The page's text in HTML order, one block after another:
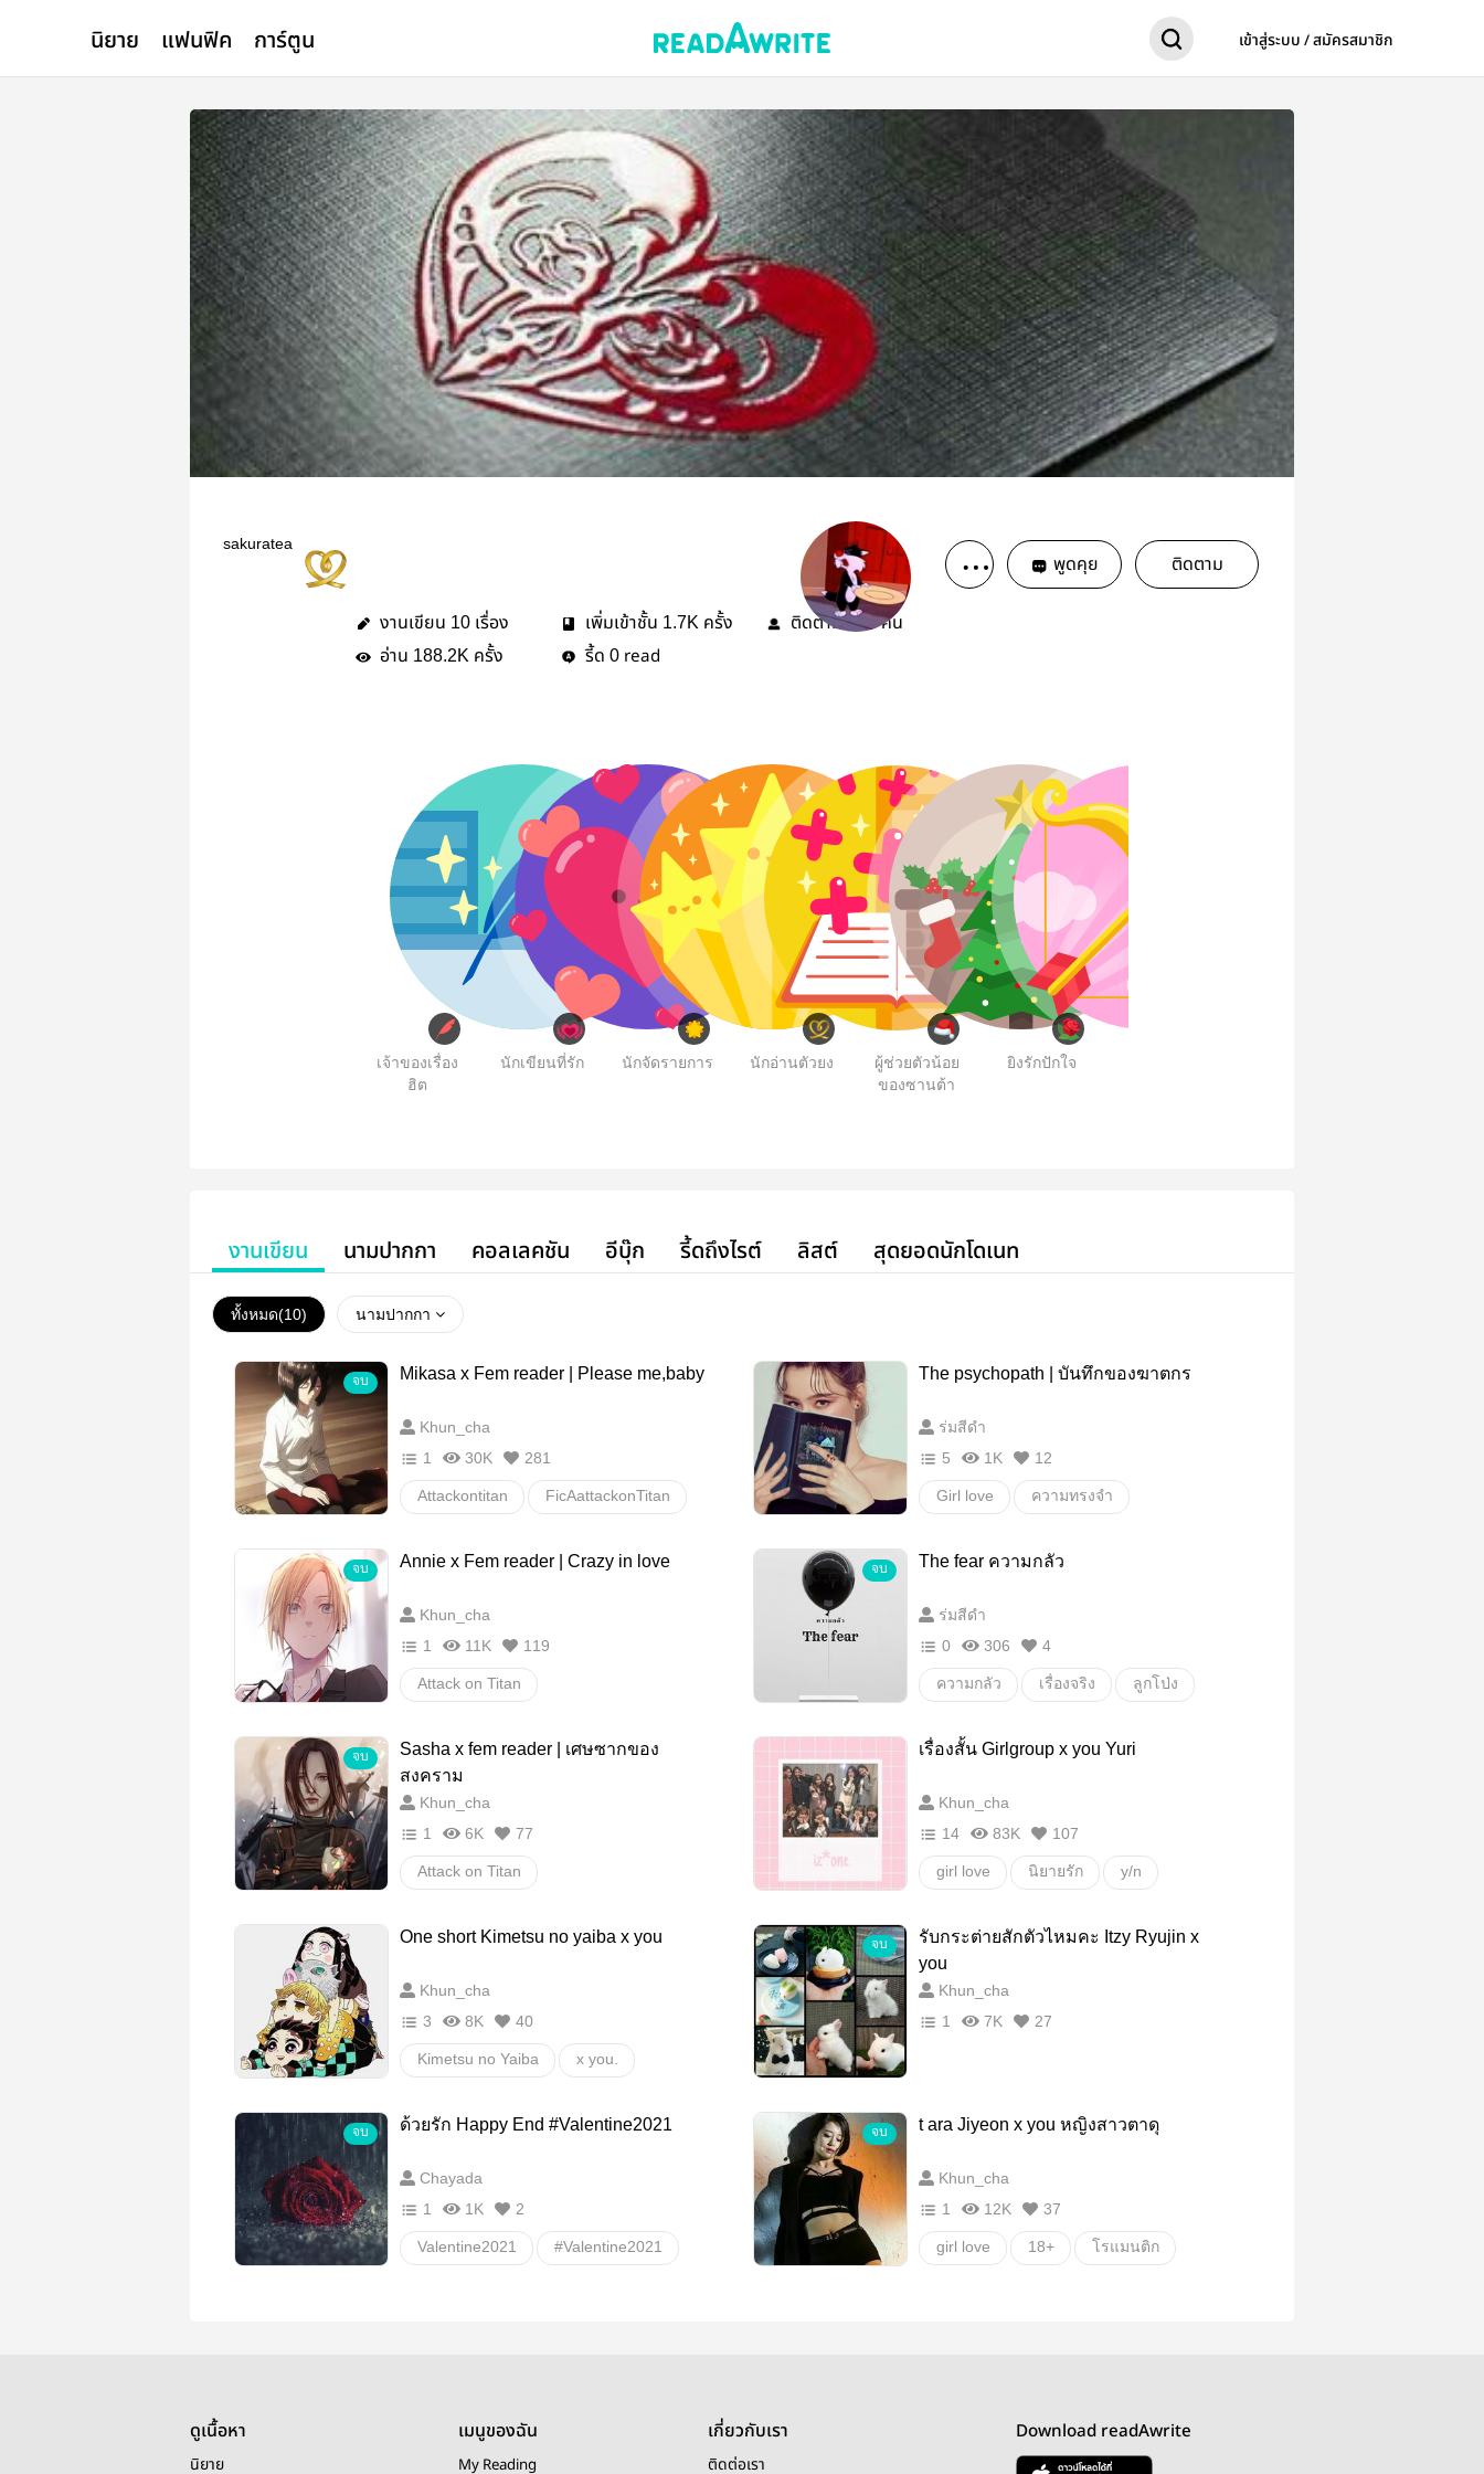
นิยาย แฟนฟิค การ์ตูน เข้าสู่ระบบ / สมัครสมาชิก
sakuratea
พูดคุย ติดตาม
งานเขียน 10 เรื่อง เพิ่มเข้าชั้น 1.7K ครั้ง ติดตาม136คน
อ่าน 188.2K ครั้ง รี้ด 0 read
เจ้าของเรื่อง
ฮิต
นักเขียนที่รัก นักจัดรายการ นักอ่านตัวยง
ผู้ช่วยตัวน้อย
ของซานต้า
ยิงรักปักใจ
งานเขียน นามปากกา คอลเลคชัน อีบุ๊ก รี้ดถึงไรต์ ลิสต์ สุดยอดนักโดเนท
ทั้งหมด(10) นามปากกา
จบ Mikasa x Fem reader | Please me,baby
Khun_cha
1
30K 281
Attackontitan FicAattackonTitan
xreader
xOC lemon
xyou 18+
ลิปสติกสีลิลลี่
The psychopath | บันทึกของฆาตกร
ร่มสีดำ
5
1K 12
Girl love ความทรงจำ
นางเอกโรคจิต
จบ Annie x Fem reader | Crazy in love
Khun_cha
1
11K 119
Attack on Titan
Girl love
จบ The fear ความกลัว
ร่มสีดำ
0
306 4
ความกลัว เรื่องจริง ลูกโป่ง
จบ
Sasha x fem reader | เศษซากของ
สงคราม
Khun_cha
1
6K 77
Attack on Titan
ความสูญเสีย
เศษซากของสงคราม
อื่นๆ ลิปสติกสีลิลลี่
เรื่องสั้น Girlgroup x you Yuri
Khun_cha
14
83K 107
girl love นิยายรัก y/n
One short Kimetsu no yaiba x you
Khun_cha
3
8K 40
Kimetsu no Yaiba x you.
Demon​ slayer
ลิปสติกสีลิลลี่
จบ
รับกระต่ายสักตัวไหมคะ Itzy Ryujin x
you
Khun_cha
1
7K 27
จบ ด้วยรัก Happy End #Valentine2021
Chayada
1
1K 2
Valentine2021 #Valentine2021
จบ t ara Jiyeon x you หญิงสาวตาดุ
Khun_cha
1
12K 37
girl love 18+ โรแมนติก
ดูเนื้อหา
นิยาย
เมนูของฉัน
My Reading
เกี่ยวกับเรา
ติดต่อเรา
Download readAwrite